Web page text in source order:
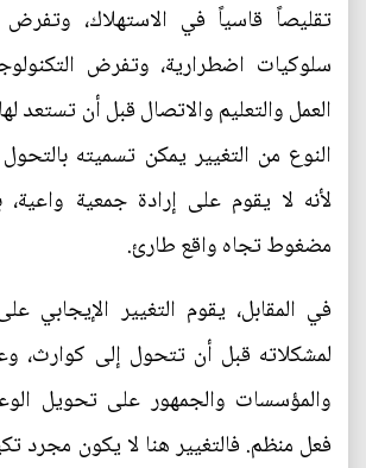
تقليصاً قاسياً في الاستهلاك، وتفرض
سلوكيات اضطرارية، وتفرض
العمل والتعليم والاتصال قبل أن تستعد
النوع من التغيير يمكن تسميته
لأنه لا يقوم على إرادة جمعية
مضغوط تجاه واقع طارئ.
في المقابل، يقوم التغيير الإيجابي
لمشكلاته قبل أن تتحول إلى كوارث،
والمؤسسات والجمهور على تحويل
فعل منظم. فالتغيير هنا لا يكون مجرد